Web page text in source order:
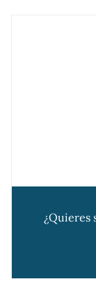
¿Quieres